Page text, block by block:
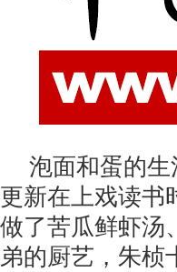
泡面和蛋的
更新在上戏读书
做了苦瓜鲜虾汤
弟的厨艺，朱桢